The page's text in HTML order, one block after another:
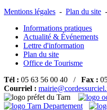
Mentions légales - Plan du site -
Informations pratiques
Actualité & Événements
Lettre d'information
Plan du site
Office de Tourisme
Tél : 05 63 56 00 40 / Fax :
Courriel :